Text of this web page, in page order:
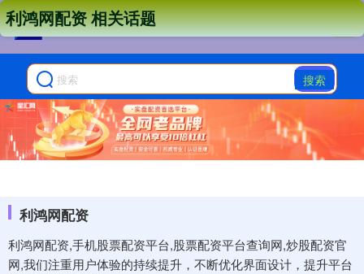
搜索
利鸿网配资
利鸿网配资,手机股票配资平台,股票配资平台查询网,炒股配资官
网,我们注重用户体验的持续提升，不断优化界面设计，提升平台
利鸿网配资 相关话题